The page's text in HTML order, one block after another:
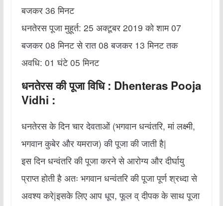
बजकर 36 मिनट
धनतेरस पूजा मुहूर्त: 25 अक्‍टूबर 2019 को शाम 07
बजकर 08 मिनट से रात 08 बजकर 13 मिनट तक
अवधि: 01 घंटे 05 मिनट
धनतेरस की पूजा विधि : Dhenteras Pooja
Vidhi :
धनतेरस के दिन चार देवताओं (भगवान धन्‍वंतरि, मां लक्ष्‍मी,
भगवान कुबेर और यमराज) की पूजा की जाती है|
इस दिन धन्‍वंतरि की पूजा करने से आरोग्‍य और दीर्घायु
प्राप्‍त होती है अतः भगवान धन्‍वंतरि की पूजा पूर्ण श्रध्दा से
अवश्य करे|इसके लिए आप धूप, फूल व् दीपक के साथ पूजा